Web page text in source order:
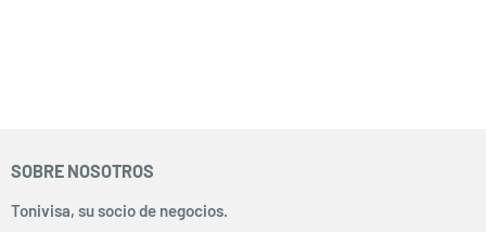
SOBRE NOSOTROS
Tonivisa, su socio de negocios.